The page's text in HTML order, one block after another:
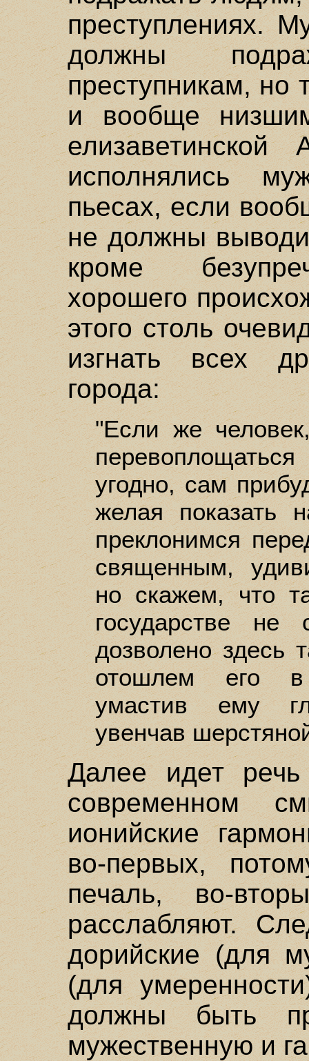
преступлениях.
должны
преступникам,
и вообще
исполнялись
пьесах, если
не должны
кроме
хорошего
этого столь
изгнать всех
города:
"Если же
угодно, сам
желая показать
преклонимся
священным,
но скажем, что
государстве
дозволено здесь
отошлем его в
умастив ему
увенчав
Далее идет
современном
ионийские
во-первых,
печаль, во-
расслабляют.
дорийские (для
(для
должны быть
мужественную и